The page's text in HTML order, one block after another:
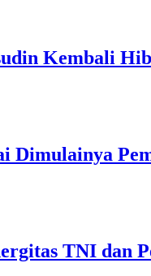
Kembali
Dimulainya
TNI dan